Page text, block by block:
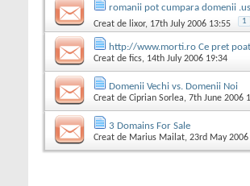
romanii pot cumpara domenii
Creat de lixor, 17th July 2006 13:55 1
http://www.morti.ro Ce pret
Creat de fics, 14th July 2006 19:34
Domenii Vechi vs. Domenii Noi
Creat de Ciprian Sorlea, 7th June 2006
3 Domains For Sale
Creat de Marius Mailat, 23rd May